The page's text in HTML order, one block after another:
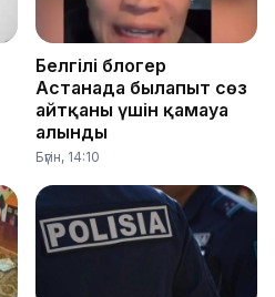
Белгілі блогер
Астанада былапыт сөз
айтқаны үшін қамауға
алынды
Бүгін, 14:10